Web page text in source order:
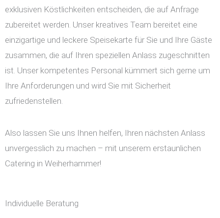
exklusiven Köstlichkeiten entscheiden, die auf Anfrage
zubereitet werden. Unser kreatives Team bereitet eine
einzigartige und leckere Speisekarte für Sie und Ihre Gäste
zusammen, die auf Ihren speziellen Anlass zugeschnitten
ist. Unser kompetentes Personal kümmert sich gerne um
Ihre Anforderungen und wird Sie mit Sicherheit
zufriedenstellen.
Also lassen Sie uns Ihnen helfen, Ihren nächsten Anlass
unvergesslich zu machen – mit unserem erstaunlichen
Catering in Weiherhammer!
Individuelle Beratung